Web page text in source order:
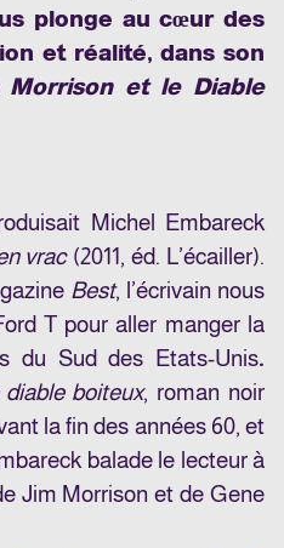
plonge au cœur des
et réalité, dans son
Morrison et le Diable
Michel Embareck
vrac(2011, éd. L’écailler).
Best, l’écrivain nous
T pour aller manger la
du Sud des Etats-Unis.
boiteux, roman noir
la fin des années 60, et
balade le lecteur à
Jim Morrison et de Gene